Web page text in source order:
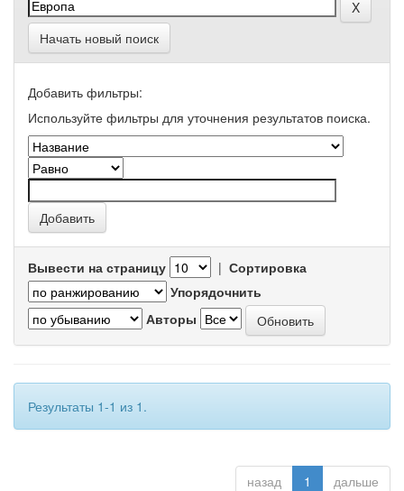
Начать новый поиск
Добавить фильтры:
Используйте фильтры для уточнения результатов поиска.
Вывести на страницу | Сортировка
Упорядочнить
Авторы
Результаты 1-1 из 1.
назад 1 дальше